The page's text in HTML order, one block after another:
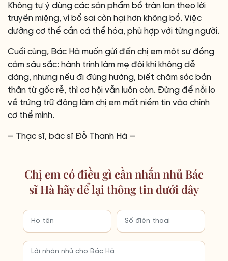
Không tự ý dùng các sản phẩm bổ tràn lan theo lời
truyền miệng, vì bổ sai còn hại hơn không bổ. Việc
dưỡng cơ thể cần cá thể hóa, phù hợp với từng người.
Cuối cùng, Bác Hà muốn gửi đến chị em một sự đồng
cảm sâu sắc: hành trình làm mẹ đôi khi không dễ
dàng, nhưng nếu đi đúng hướng, biết chăm sóc bản
thân từ gốc rễ, thì cơ hội vẫn luôn còn. Đừng để nỗi lo
về trứng trữ đông làm chị em mất niềm tin vào chính
cơ thể mình.
— Thạc sĩ, bác sĩ Đỗ Thanh Hà —
Chị em có điều gì cần nhắn nhủ Bác
sĩ Hà hãy để lại thông tin dưới đây